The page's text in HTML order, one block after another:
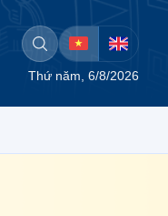
Thứ năm, 6/8/2026